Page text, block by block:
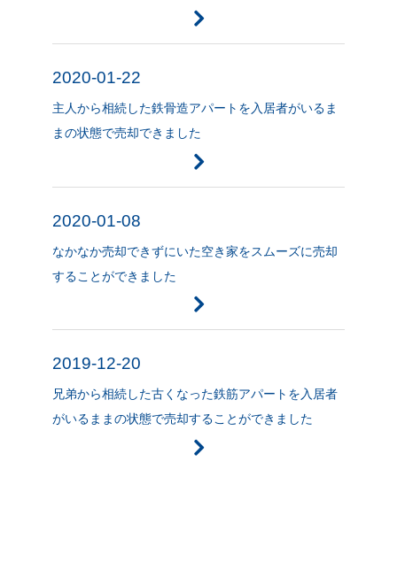
2020-01-22
主人から相続した鉄骨造アパートを入居者がいるま
まの状態で売却できました
2020-01-08
なかなか売却できずにいた空き家をスムーズに売却
することができました
2019-12-20
兄弟から相続した古くなった鉄筋アパートを入居者
がいるままの状態で売却することができました